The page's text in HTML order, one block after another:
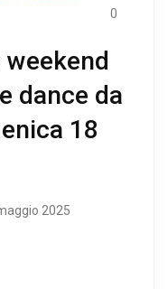
0
dance da
18
2025